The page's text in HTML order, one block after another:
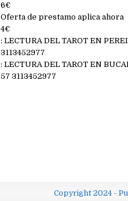
6€
Oferta de prestamo aplica ahora
4€
: LECTURA DEL TAROT EN
3113452977
: LECTURA DEL TAROT EN
57 3113452977
Copyright 2024 -